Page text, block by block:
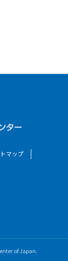
マップ
of Japan.